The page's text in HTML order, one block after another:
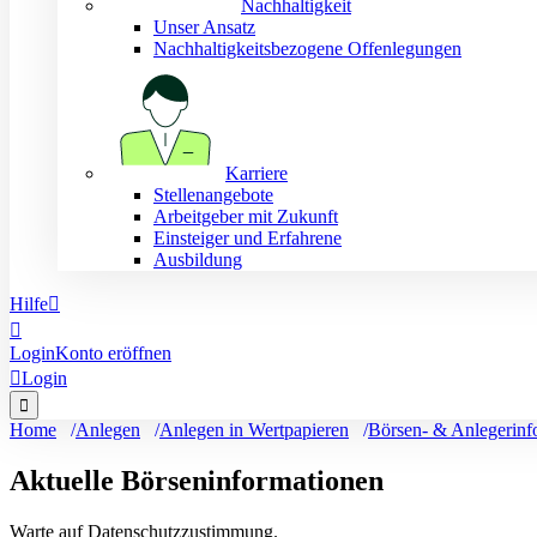
Nachhaltigkeit
Unser Ansatz
Nachhaltigkeitsbezogene Offenlegungen
Karriere
Stellenangebote
Arbeitgeber mit Zukunft
Einsteiger und Erfahrene
Ausbildung
Hilfe

LoginKonto eröffnen
Login

Home Anlegen Anlegen in Wertpapieren Börsen- &
Aktuelle Börseninformationen
Warte auf Datenschutzzustimmung.